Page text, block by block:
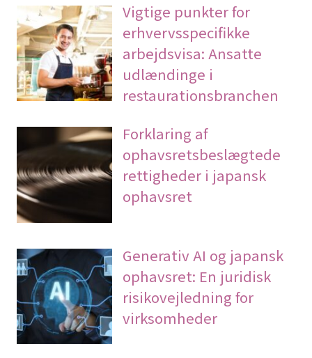
Vigtige punkter for
erhvervsspecifikke
arbejdsvisa: Ansatte
udlændinge i
restaurationsbranchen
Forklaring af
ophavsretsbeslægtede
rettigheder i japansk
ophavsret
Generativ AI og japansk
ophavsret: En juridisk
risikovejledning for
virksomheder